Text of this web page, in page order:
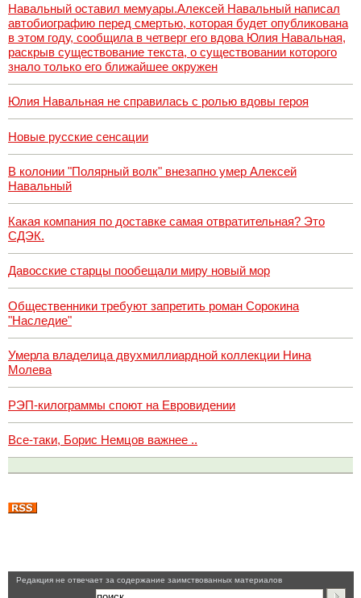
Навальный оставил мемуары.Алексей Навальный написал
автобиографию перед смертью, которая будет опубликована
в этом году, сообщила в четверг его вдова Юлия Навальная,
раскрыв существование текста, о существовании которого
знало только его ближайшее окружен
Юлия Навальная не справилась с ролью вдовы героя
Новые русские сенсации
В колонии "Полярный волк" внезапно умер Алексей
Навальный
Какая компания по доставке самая отвратительная? Это
СДЭК.
Давосские старцы пообещали миру новый мор
Общественники требуют запретить роман Сорокина
"Наследие"
Умерла владелица двухмиллиардной коллекции Нина
Молева
РЭП-килограммы споют на Евровидении
Все-таки, Борис Немцов важнее ..
Pедакция не отвечает за содержание заимствованных материалов